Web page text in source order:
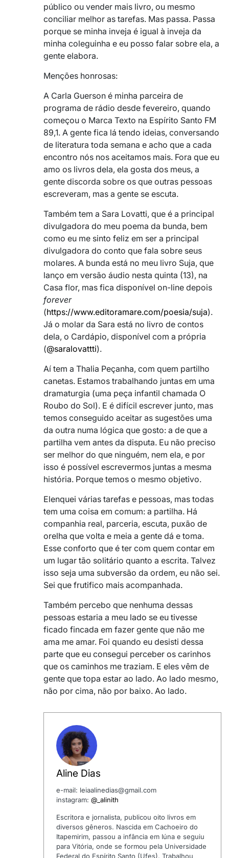
público ou vender mais livro, ou mesmo
conciliar melhor as tarefas. Mas passa. Passa
porque se minha inveja é igual à inveja da
minha coleguinha e eu posso falar sobre ela, a
gente elabora.
Menções honrosas:
A Carla Guerson é minha parceira de
programa de rádio desde fevereiro, quando
começou o Marca Texto na Espírito Santo FM
89,1. A gente fica lá tendo ideias, conversando
de literatura toda semana e acho que a cada
encontro nós nos aceitamos mais. Fora que eu
amo os livros dela, ela gosta dos meus, a
gente discorda sobre os que outras pessoas
escreveram, mas a gente se escuta.
Também tem a Sara Lovatti, que é a principal
divulgadora do meu poema da bunda, bem
como eu me sinto feliz em ser a principal
divulgadora do conto que fala sobre seus
molares. A bunda está no meu livro Suja, que
lanço em versão áudio nesta quinta (13), na
Casa flor, mas fica disponível on-line depois
forever
(https://www.editoramare.com/poesia/suja).
Já o molar da Sara está no livro de contos
dela, o Cardápio, disponível com a própria
(@saralovattti).
Aí tem a Thalia Peçanha, com quem partilho
canetas. Estamos trabalhando juntas em uma
dramaturgia (uma peça infantil chamada O
Roubo do Sol). E é difícil escrever junto, mas
temos conseguido aceitar as sugestões uma
da outra numa lógica que gosto: a de que a
partilha vem antes da disputa. Eu não preciso
ser melhor do que ninguém, nem ela, e por
isso é possível escrevermos juntas a mesma
história. Porque temos o mesmo objetivo.
Elenquei várias tarefas e pessoas, mas todas
tem uma coisa em comum: a partilha. Há
companhia real, parceria, escuta, puxão de
orelha que volta e meia a gente dá e toma.
Esse conforto que é ter com quem contar em
um lugar tão solitário quanto a escrita. Talvez
isso seja uma subversão da ordem, eu não sei.
Sei que frutifico mais acompanhada.
Também percebo que nenhuma dessas
pessoas estaria a meu lado se eu tivesse
ficado fincada em fazer gente que não me
ama me amar. Foi quando eu desisti dessa
parte que eu consegui perceber os carinhos
que os caminhos me traziam. E eles vêm de
gente que topa estar ao lado. Ao lado mesmo,
não por cima, não por baixo. Ao lado.
Aline Dias
e-mail: leiaalinedias@gmail.com
instagram: @_alinith
Escritora e jornalista, publicou oito livros em
diversos gêneros. Nascida em Cachoeiro do
Itapemirim, passou a infância em Iúna e seguiu
para Vitória, onde se formou pela Universidade
Federal do Espírito Santo (Ufes). Trabalhou